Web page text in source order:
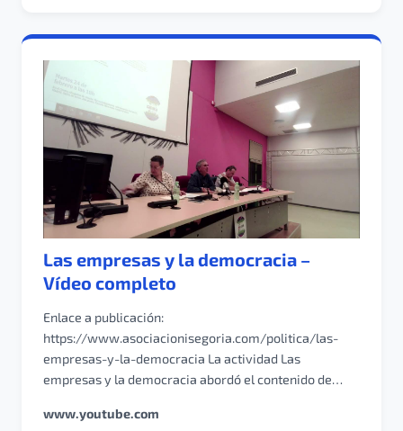
Las empresas y la democracia –
Vídeo completo
Enlace a publicación:
https://www.asociacionisegoria.com/politica/las-
empresas-y-la-democracia La actividad Las
empresas y la democracia abordó el contenido de…
www.youtube.com